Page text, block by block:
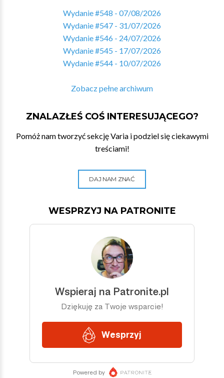
Wydanie #548 - 07/08/2026
Wydanie #547 - 31/07/2026
Wydanie #546 - 24/07/2026
Wydanie #545 - 17/07/2026
Wydanie #544 - 10/07/2026
Zobacz pełne archiwum
ZNALAZŁEŚ COŚ INTERESUJĄCEGO?
Pomóż nam tworzyć sekcję Varia i podziel się ciekawymi
treściami!
DAJ NAM ZNAĆ
WESPRZYJ NA PATRONITE